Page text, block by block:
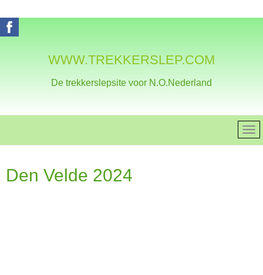
WWW.TREKKERSLEP.COM
De trekkerslepsite voor N.O.Nederland
Den Velde 2024